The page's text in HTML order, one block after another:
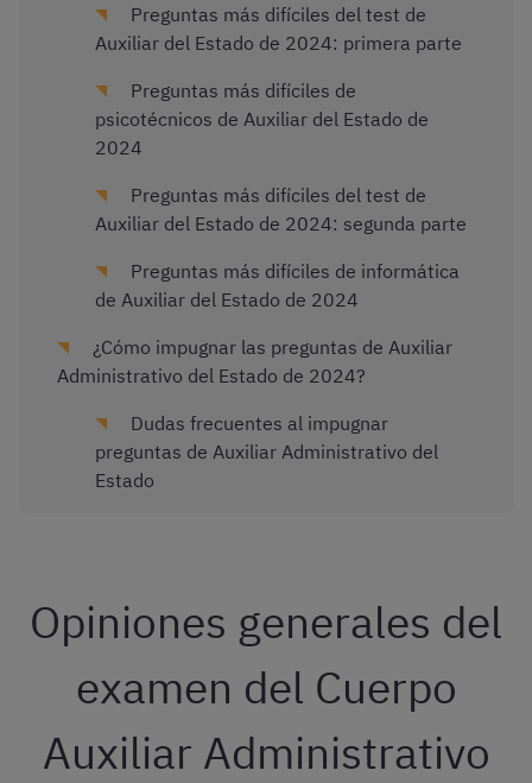
Preguntas más difíciles del test de
Auxiliar del Estado de 2024: primera parte
Preguntas más difíciles de
psicotécnicos de Auxiliar del Estado de
2024
Preguntas más difíciles del test de
Auxiliar del Estado de 2024: segunda parte
Preguntas más difíciles de informática
de Auxiliar del Estado de 2024
¿Cómo impugnar las preguntas de Auxiliar
Administrativo del Estado de 2024?
Dudas frecuentes al impugnar
preguntas de Auxiliar Administrativo del
Estado
Opiniones generales del
examen del Cuerpo
Auxiliar Administrativo